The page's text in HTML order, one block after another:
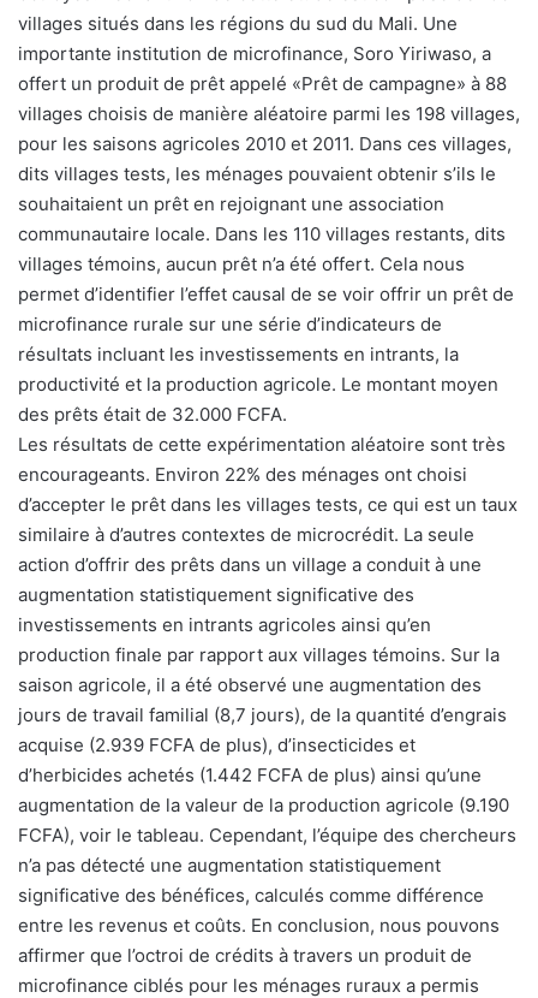
villages situés dans les régions du sud du Mali. Une
importante institution de microfinance, Soro Yiriwaso, a
offert un produit de prêt appelé «Prêt de campagne» à 88
villages choisis de manière aléatoire parmi les 198 villages,
pour les saisons agricoles 2010 et 2011. Dans ces villages,
dits villages tests, les ménages pouvaient obtenir s’ils le
souhaitaient un prêt en rejoignant une association
communautaire locale. Dans les 110 villages restants, dits
villages témoins, aucun prêt n’a été offert. Cela nous
permet d’identifier l’effet causal de se voir offrir un prêt de
microfinance rurale sur une série d’indicateurs de
résultats incluant les investissements en intrants, la
productivité et la production agricole. Le montant moyen
des prêts était de 32.000 FCFA.
Les résultats de cette expérimentation aléatoire sont très
encourageants. Environ 22% des ménages ont choisi
d’accepter le prêt dans les villages tests, ce qui est un taux
similaire à d’autres contextes de microcrédit. La seule
action d’offrir des prêts dans un village a conduit à une
augmentation statistiquement significative des
investissements en intrants agricoles ainsi qu’en
production finale par rapport aux villages témoins. Sur la
saison agricole, il a été observé une augmentation des
jours de travail familial (8,7 jours), de la quantité d’engrais
acquise (2.939 FCFA de plus), d’insecticides et
d’herbicides achetés (1.442 FCFA de plus) ainsi qu’une
augmentation de la valeur de la production agricole (9.190
FCFA), voir le tableau. Cependant, l’équipe des chercheurs
n’a pas détecté une augmentation statistiquement
significative des bénéfices, calculés comme différence
entre les revenus et coûts. En conclusion, nous pouvons
affirmer que l’octroi de crédits à travers un produit de
microfinance ciblés pour les ménages ruraux a permis